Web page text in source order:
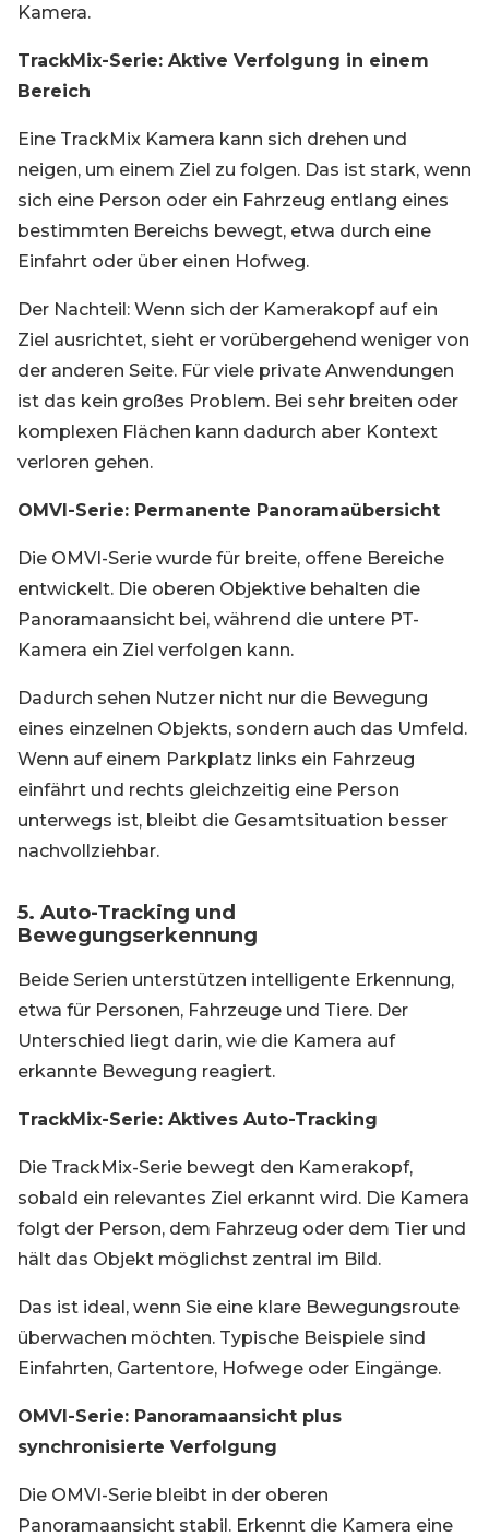
Kamera.
TrackMix-Serie: Aktive Verfolgung in einem
Bereich
Eine TrackMix Kamera kann sich drehen und
neigen, um einem Ziel zu folgen. Das ist stark, wenn
sich eine Person oder ein Fahrzeug entlang eines
bestimmten Bereichs bewegt, etwa durch eine
Einfahrt oder über einen Hofweg.
Der Nachteil: Wenn sich der Kamerakopf auf ein
Ziel ausrichtet, sieht er vorübergehend weniger von
der anderen Seite. Für viele private Anwendungen
ist das kein großes Problem. Bei sehr breiten oder
komplexen Flächen kann dadurch aber Kontext
verloren gehen.
OMVI-Serie: Permanente Panoramaübersicht
Die OMVI-Serie wurde für breite, offene Bereiche
entwickelt. Die oberen Objektive behalten die
Panoramaansicht bei, während die untere PT-
Kamera ein Ziel verfolgen kann.
Dadurch sehen Nutzer nicht nur die Bewegung
eines einzelnen Objekts, sondern auch das Umfeld.
Wenn auf einem Parkplatz links ein Fahrzeug
einfährt und rechts gleichzeitig eine Person
unterwegs ist, bleibt die Gesamtsituation besser
nachvollziehbar.
5. Auto-Tracking und
Bewegungserkennung
Beide Serien unterstützen intelligente Erkennung,
etwa für Personen, Fahrzeuge und Tiere. Der
Unterschied liegt darin, wie die Kamera auf
erkannte Bewegung reagiert.
TrackMix-Serie: Aktives Auto-Tracking
Die TrackMix-Serie bewegt den Kamerakopf,
sobald ein relevantes Ziel erkannt wird. Die Kamera
folgt der Person, dem Fahrzeug oder dem Tier und
hält das Objekt möglichst zentral im Bild.
Das ist ideal, wenn Sie eine klare Bewegungsroute
überwachen möchten. Typische Beispiele sind
Einfahrten, Gartentore, Hofwege oder Eingänge.
OMVI-Serie: Panoramaansicht plus
synchronisierte Verfolgung
Die OMVI-Serie bleibt in der oberen
Panoramaansicht stabil. Erkennt die Kamera eine